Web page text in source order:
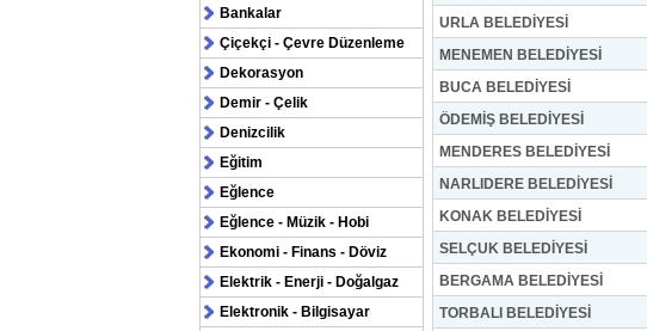
Bankalar
Çiçekçi - Çevre Düzenleme
Dekorasyon
Demir - Çelik
Denizcilik
Eğitim
Eğlence
Eğlence - Müzik - Hobi
Ekonomi - Finans - Döviz
Elektrik - Enerji - Doğalgaz
Elektronik - Bilgisayar
URLA BELEDİYESİ
MENEMEN BELEDİYESİ
BUCA BELEDİYESİ
ÖDEMİŞ BELEDİYESİ
MENDERES BELEDİYESİ
NARLIDERE BELEDİYESİ
KONAK BELEDİYESİ
SELÇUK BELEDİYESİ
BERGAMA BELEDİYESİ
TORBALI BELEDİYESİ